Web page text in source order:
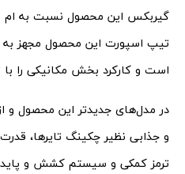
تیپ اسپورت این محصول مجهز
است و کارکرد بخش مکانیکی را
در مدل‌های جدیدتر این محصول و
و جذابی نظیر چکینگ تایرها،
ترمز کمکی و سیستم کشش و